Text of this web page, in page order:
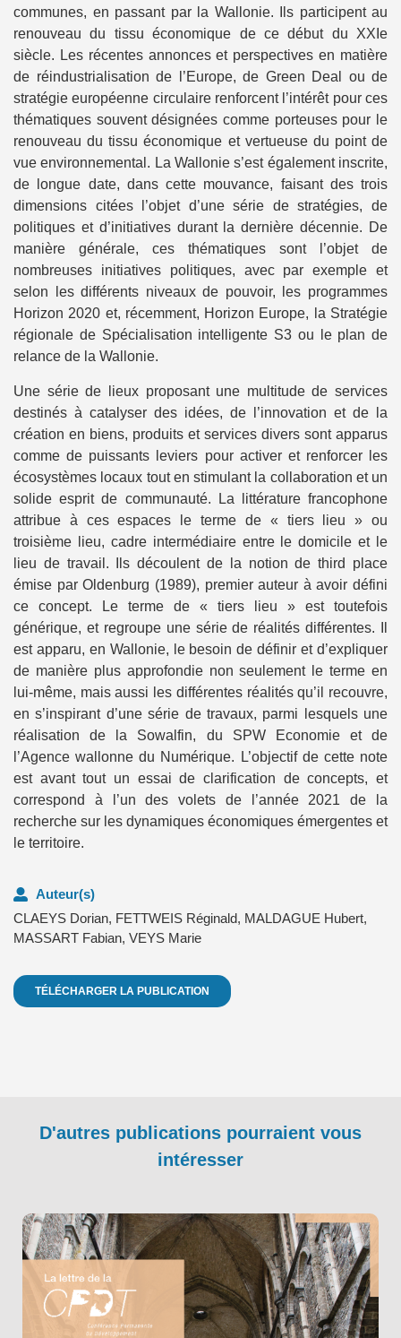
communes, en passant par la Wallonie. Ils participent au
renouveau du tissu économique de ce début du XXIe
siècle. Les récentes annonces et perspectives en matière
de réindustrialisation de l’Europe, de Green Deal ou de
stratégie européenne circulaire renforcent l’intérêt pour ces
thématiques souvent désignées comme porteuses pour le
renouveau du tissu économique et vertueuse du point de
vue environnemental. La Wallonie s’est également inscrite,
de longue date, dans cette mouvance, faisant des trois
dimensions citées l’objet d’une série de stratégies, de
politiques et d’initiatives durant la dernière décennie. De
manière générale, ces thématiques sont l’objet de
nombreuses initiatives politiques, avec par exemple et
selon les différents niveaux de pouvoir, les programmes
Horizon 2020 et, récemment, Horizon Europe, la Stratégie
régionale de Spécialisation intelligente S3 ou le plan de
relance de la Wallonie.
Une série de lieux proposant une multitude de services
destinés à catalyser des idées, de l’innovation et de la
création en biens, produits et services divers sont apparus
comme de puissants leviers pour activer et renforcer les
écosystèmes locaux tout en stimulant la collaboration et un
solide esprit de communauté. La littérature francophone
attribue à ces espaces le terme de « tiers lieu » ou
troisième lieu, cadre intermédiaire entre le domicile et le
lieu de travail. Ils découlent de la notion de third place
émise par Oldenburg (1989), premier auteur à avoir défini
ce concept. Le terme de « tiers lieu » est toutefois
générique, et regroupe une série de réalités différentes. Il
est apparu, en Wallonie, le besoin de définir et d’expliquer
de manière plus approfondie non seulement le terme en
lui-même, mais aussi les différentes réalités qu’il recouvre,
en s’inspirant d’une série de travaux, parmi lesquels une
réalisation de la Sowalfin, du SPW Economie et de
l’Agence wallonne du Numérique. L’objectif de cette note
est avant tout un essai de clarification de concepts, et
correspond à l’un des volets de l’année 2021 de la
recherche sur les dynamiques économiques émergentes et
le territoire.
Auteur(s)
CLAEYS Dorian, FETTWEIS Réginald, MALDAGUE Hubert,
MASSART Fabian, VEYS Marie
TÉLÉCHARGER LA PUBLICATION
D'autres publications pourraient vous
intéresser